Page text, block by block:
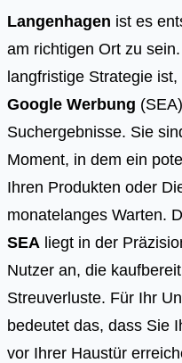
Langenhagen ist es
am richtigen Ort zu
langfristige Strategie
Google Werbung
Suchergebnisse. Sie
Moment, in dem ein
Ihren Produkten oder
monatelanges Warten.
SEA liegt in der
Nutzer an, die
Streuverluste. Für Ihr
bedeutet das, dass Sie
vor Ihrer Haustür